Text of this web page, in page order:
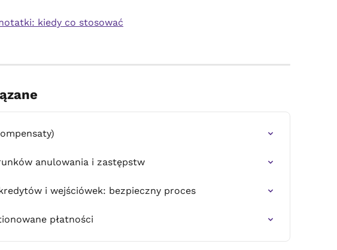
kiedy co stosować
anulowania i zastępstw
i wejściówek: bezpieczny proces
płatności